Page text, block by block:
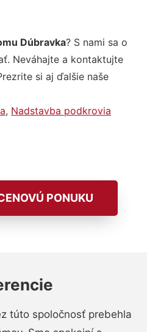
Dúbravka? S nami sa o
Neváhajte a kontaktujte
si aj ďalšie naše
, Nadstavba podkrovia
PONUKU
túto spoločnosť prebehla